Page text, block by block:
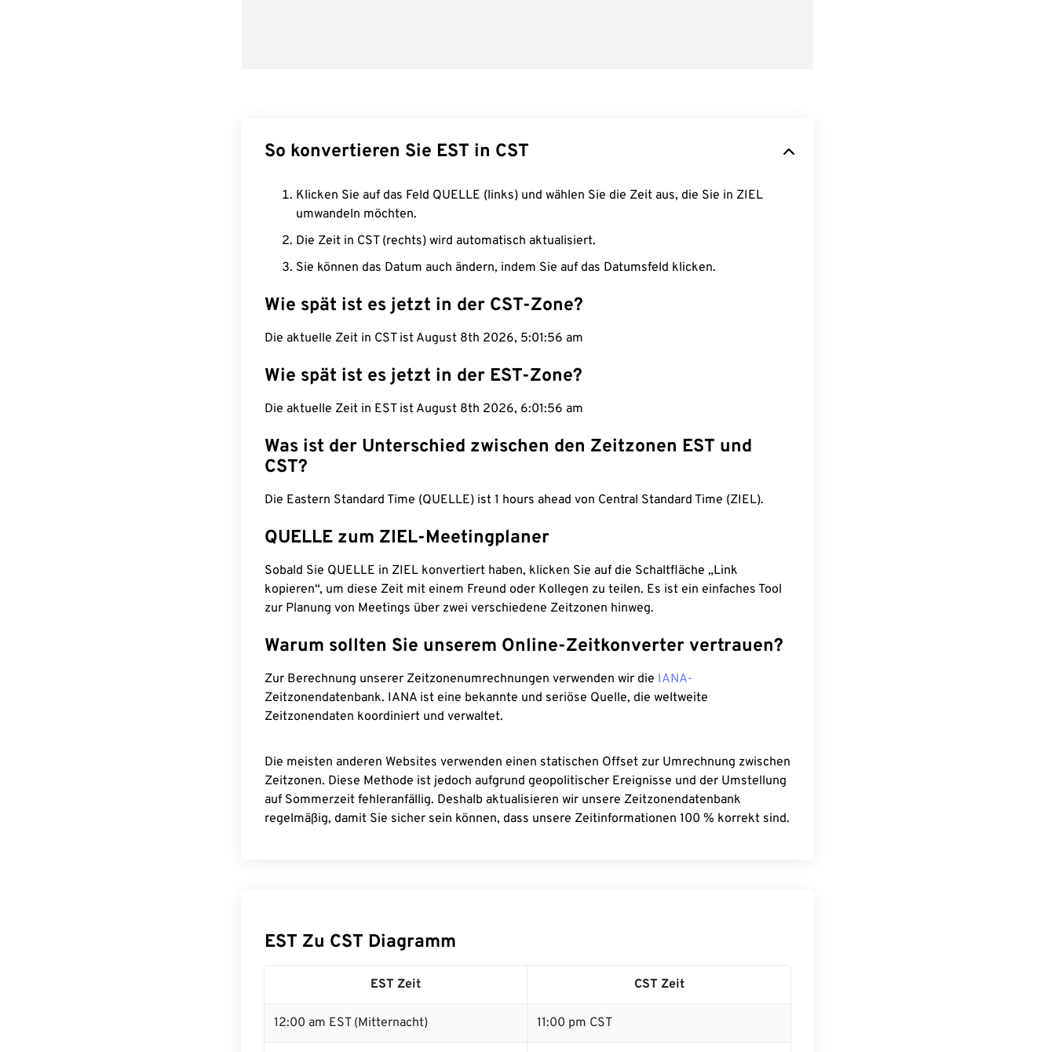
So konvertieren Sie EST in CST
Klicken Sie auf das Feld QUELLE (links) und wählen Sie die Zeit aus, die Sie in ZIEL
umwandeln möchten.
Die Zeit in CST (rechts) wird automatisch aktualisiert.
Sie können das Datum auch ändern, indem Sie auf das Datumsfeld klicken.
Wie spät ist es jetzt in der CST-Zone?
Die aktuelle Zeit in CST ist August 8th 2026, 5:01:57 am
Wie spät ist es jetzt in der EST-Zone?
Die aktuelle Zeit in EST ist August 8th 2026, 6:01:57 am
Was ist der Unterschied zwischen den Zeitzonen EST und
CST?
Die Eastern Standard Time (QUELLE) ist 1 hours ahead von Central Standard Time (ZIEL).
QUELLE zum ZIEL-Meetingplaner
Sobald Sie QUELLE in ZIEL konvertiert haben, klicken Sie auf die Schaltfläche „Link
kopieren“, um diese Zeit mit einem Freund oder Kollegen zu teilen. Es ist ein einfaches Tool
zur Planung von Meetings über zwei verschiedene Zeitzonen hinweg.
Warum sollten Sie unserem Online-Zeitkonverter vertrauen?
Zur Berechnung unserer Zeitzonenumrechnungen verwenden wir die IANA-
Zeitzonendatenbank. IANA ist eine bekannte und seriöse Quelle, die weltweite
Zeitzonendaten koordiniert und verwaltet.
Die meisten anderen Websites verwenden einen statischen Offset zur Umrechnung zwischen
Zeitzonen. Diese Methode ist jedoch aufgrund geopolitischer Ereignisse und der Umstellung
auf Sommerzeit fehleranfällig. Deshalb aktualisieren wir unsere Zeitzonendatenbank
regelmäßig, damit Sie sicher sein können, dass unsere Zeitinformationen 100 % korrekt sind.
EST Zu CST Diagramm
EST Zeit CST Zeit
12:00 am EST (Mitternacht) 11:00 pm CST